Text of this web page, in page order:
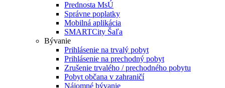
Prednosta MsÚ
Správne poplatky
Mobilná aplikácia
SMARTCity Šaľa
Bývanie
Prihlásenie na trvalý pobyt
Prihlásenie na prechodný pobyt
Zrušenie trvalého / prechodného pobytu
Pobyt občana v zahraničí
Nájomné bývanie